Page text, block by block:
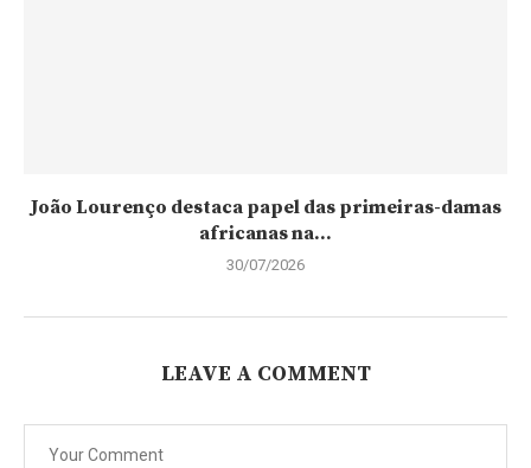
João Lourenço destaca papel das primeiras-damas
africanas na...
30/07/2026
LEAVE A COMMENT